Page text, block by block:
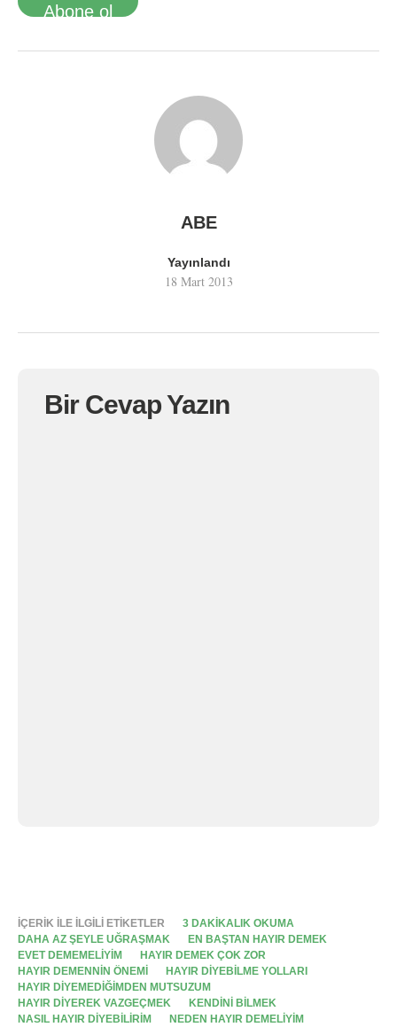
Abone ol
ABE
Yayınlandı
18 Mart 2013
Bir Cevap Yazın
İÇERIK ILE ILGILI ETIKETLER
3 DAKIKALIK OKUMA
DAHA AZ ŞEYLE UĞRAŞMAK
EN BAŞTAN HAYIR DEMEK
EVET DEMEMELIYIM
HAYIR DEMEK ÇOK ZOR
HAYIR DEMENNIN ÖNEMI
HAYIR DIYEBILME YOLLARI
HAYIR DIYEMEDIĞIMDEN MUTSUZUM
HAYIR DIYEREK VAZGEÇMEK
KENDINI BILMEK
NASIL HAYIR DIYEBILIRIM
NEDEN HAYIR DEMELIYIM